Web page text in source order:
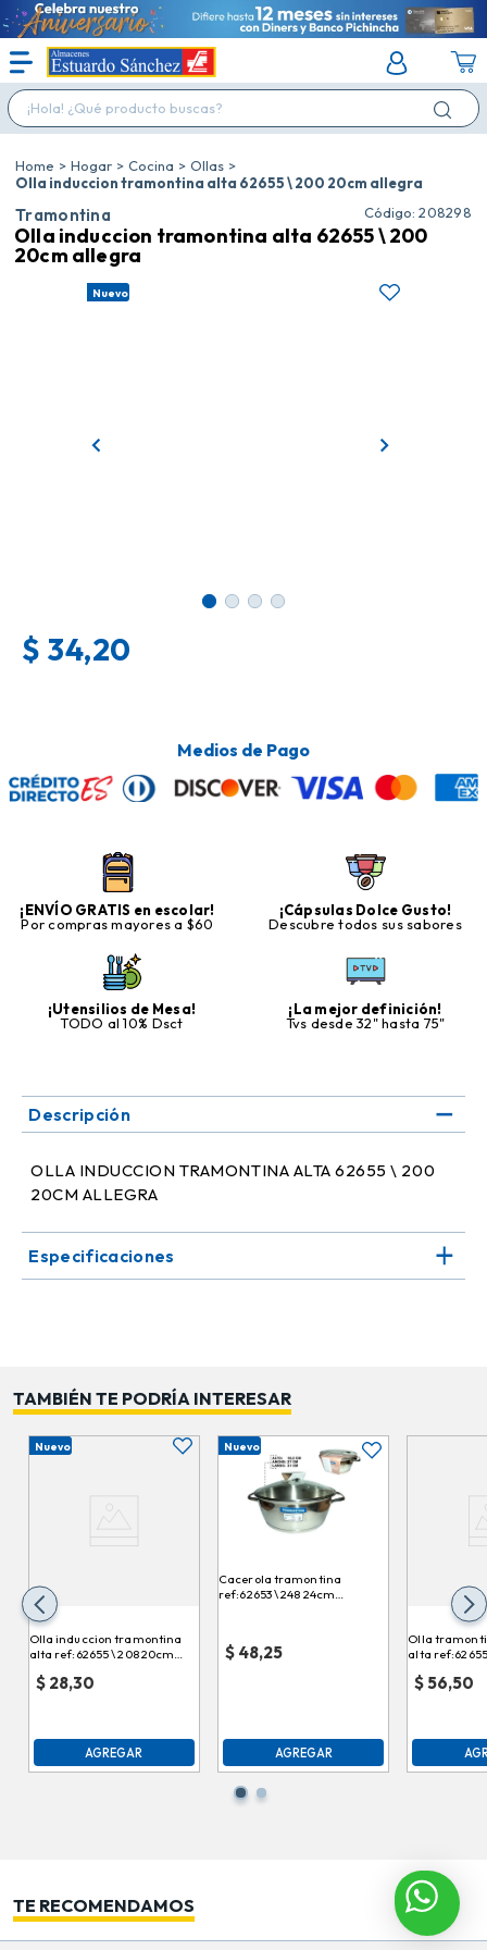
¡Hola! ¿Qué producto buscas?
Hogar Cocina
Ollas
Olla induccion tramontina alta 62655 \ 200 20cm allegra
Tramontina : 208298
Olla induccion tramontina alta 62655 \ 200
20cm allegra
Nuevo
$ 34,20
Medios de Pago
¡ENVÍO GRATIS en escolar!
Por compras mayores a $60
¡Cápsulas Dolce Gusto!
Descubre todos sus sabores
¡Utensilios de Mesa!
TODO al 10% Dsct
¡La mejor definición!
Tvs desde 32" hasta 75"
Descripción
OLLA INDUCCION TRAMONTINA ALTA 62655 \ 200
20CM ALLEGRA
Especificaciones
TAMBIÉN TE PODRÍA INTERESAR
Nuevo
Olla induccion tramontina
alta ref:62655 \ 208 20cm
$ 28,30
AGREGAR
Nuevo
Cacerola tramontina
ref:62653 \ 248 24cm
$ 48,25
AGREGAR
Olla
alta
$56,50
TE RECOMENDAMOS